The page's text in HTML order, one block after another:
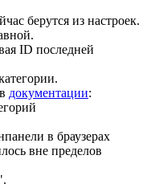
берутся из настроек.
ID последней
документации:
в браузерах
вне пределов